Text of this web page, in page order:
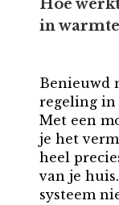
Hoe
in
Benieuwd
regeling in
Met een
je het
heel
van je
systeem